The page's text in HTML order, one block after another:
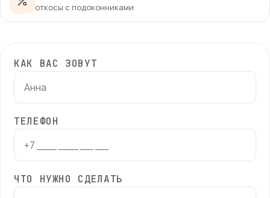
откосы с подоконниками
КАК ВАС ЗОВУТ
ТЕЛЕФОН
ЧТО НУЖНО СДЕЛАТЬ